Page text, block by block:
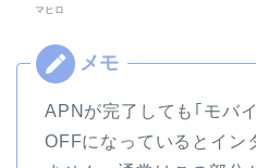
マヒロ
APNが完了しても｢モバ
OFFになっているとイン